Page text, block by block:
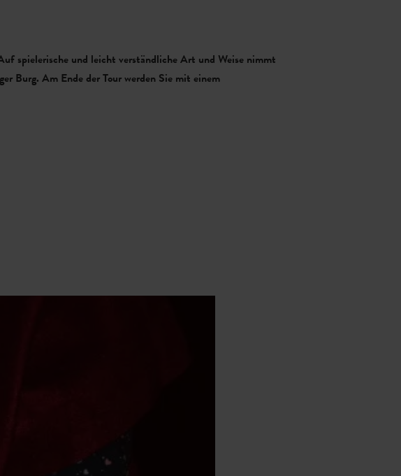
spielerische und leicht verständliche Art und Weise nimmt
Burg. Am Ende der Tour werden Sie mit einem